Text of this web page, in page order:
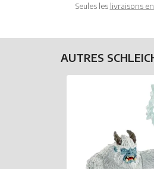
Seules les livraisons
AUTRES